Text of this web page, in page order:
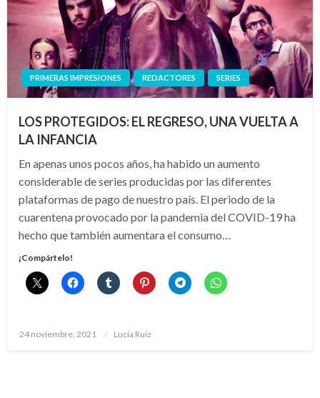
PRIMERAS IMPRESIONES REDACTORES SERIES
LOS PROTEGIDOS: EL REGRESO, UNA VUELTA A
LA INFANCIA
En apenas unos pocos años, ha habido un aumento
considerable de series producidas por las diferentes
plataformas de pago de nuestro país. El periodo de la
cuarentena provocado por la pandemia del COVID-19 ha
hecho que también aumentara el consumo…
¡Compártelo!
Publicado
24 noviembre, 2021 Lucia Ruiz